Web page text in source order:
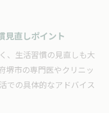
見直しポイント
、生活習慣の見直しも大
堺市の専門医やクリニッ
での具体的なアドバイス